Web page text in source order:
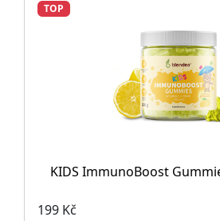
TOP
KIDS ImmunoBoost
199 Kč